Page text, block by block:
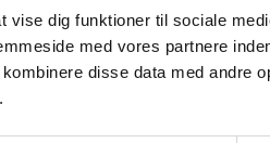
dig funktioner til sociale
med vores partnere
disse data med andre